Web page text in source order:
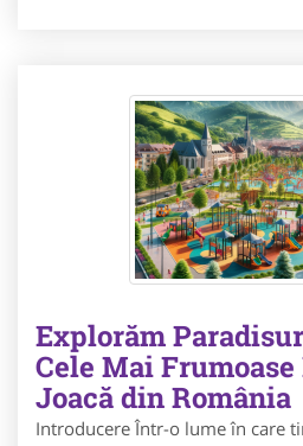
Explorăm
Cele Mai
Joacă din România
Introducere Într-o lume în care